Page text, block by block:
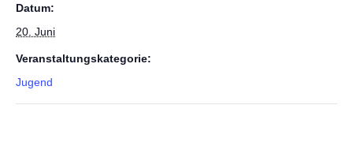
Datum:
20. Juni
Veranstaltungskategorie:
Jugend